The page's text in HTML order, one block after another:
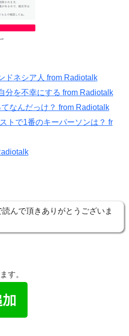
ドネシア人 from Radiotalk
分を不幸にする from Radiotalk
なんだっけ？ from Radiotalk
トで1番のキーパーソンは？ fr
読んで頂きありがとうございま
す。